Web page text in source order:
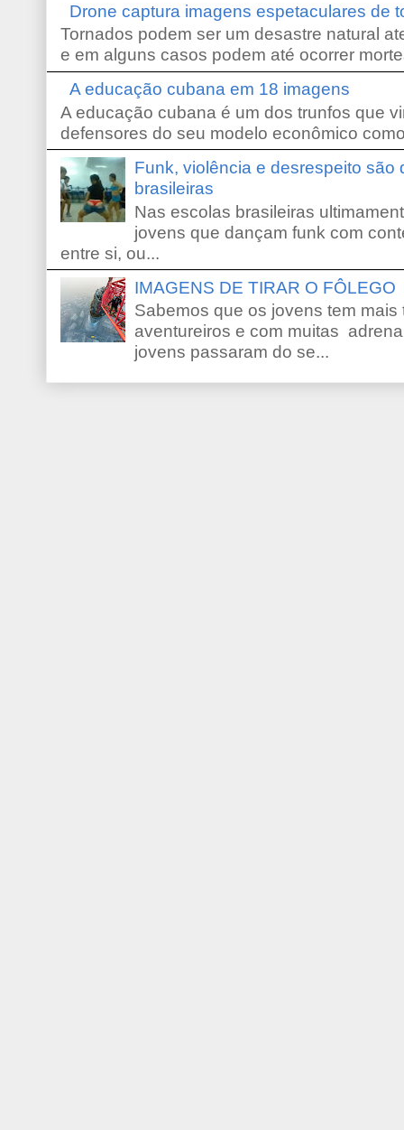
Drone captura imagens espetaculares de
Tornados podem ser um desastre natural
e em alguns casos podem até ocorrer
A educação cubana em 18 imagens
A educação cubana é um dos trunfos que
defensores do seu modelo econômico
Funk, violência e desrespeito são
brasileiras
Nas escolas brasileiras
jovens que dançam funk com
entre si, ou...
IMAGENS DE TIRAR O FÔLEGO
Sabemos que os jovens tem
aventureiros e com muitas
jovens passaram do se...